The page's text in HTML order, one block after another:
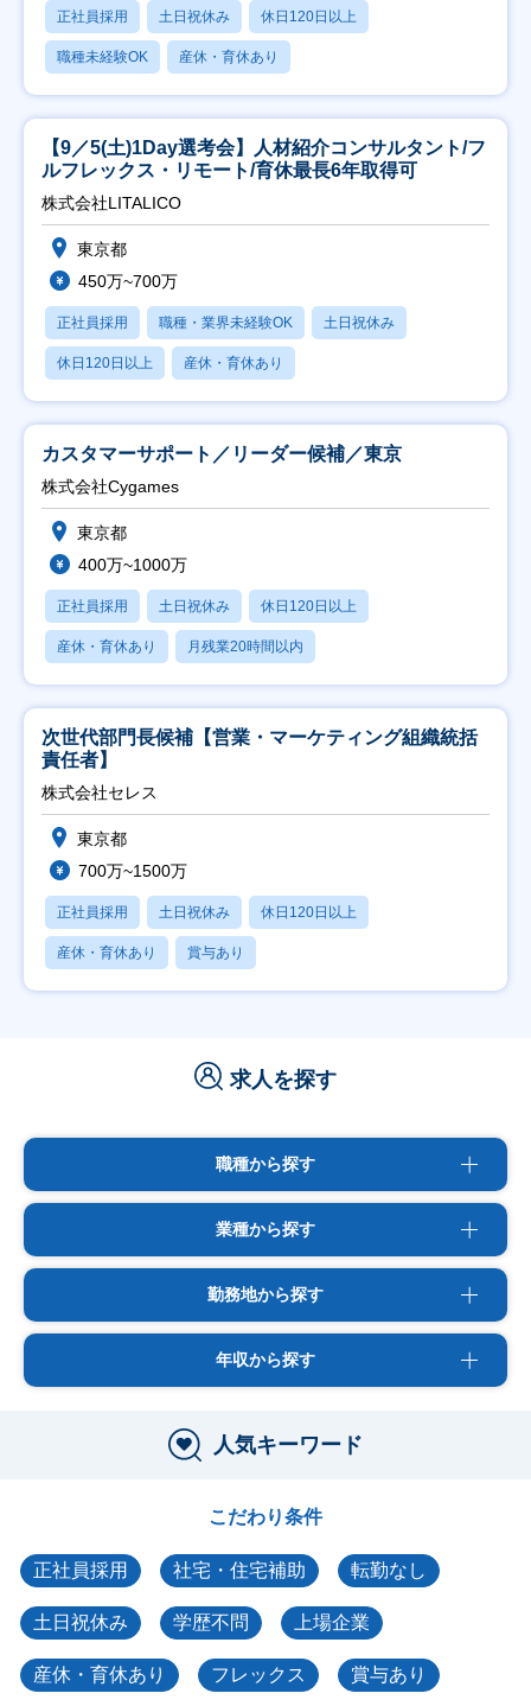
正社員採用 土日祝休み 休日120日以上
職種未経験OK 産休・育休あり
【9／5(土)1Day選考会】人材紹介コンサルタント/フ
ルフレックス・リモート/育休最長6年取得可
株式会社LITALICO
東京都
450万~700万
正社員採用 職種・業界未経験OK 土日祝休み
休日120日以上 産休・育休あり
カスタマーサポート／リーダー候補／東京
株式会社Cygames
東京都
400万~1000万
正社員採用 土日祝休み 休日120日以上
産休・育休あり 月残業20時間以内
次世代部門長候補【営業・マーケティング組織統括
責任者】
株式会社セレス
東京都
700万~1500万
正社員採用 土日祝休み 休日120日以上
産休・育休あり 賞与あり
求人を探す
職種から探す
業種から探す
勤務地から探す
年収から探す
人気キーワード
こだわり条件
正社員採用 社宅・住宅補助 転勤なし
土日祝休み 学歴不問 上場企業
産休・育休あり フレックス 賞与あり